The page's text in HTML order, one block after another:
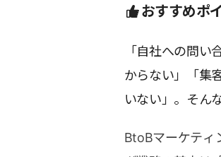
おすすめポ
「自社への問
からない」「集
いない」。そん
BtoBマーケティ